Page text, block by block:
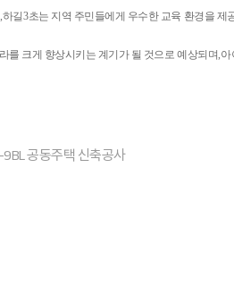
,하길 3초는 지역 주민들에게 우수한 교육 환경을 제
를 크게 향상시키는 계기가 될 것으로 예상되며,아
공동주택 신축공사